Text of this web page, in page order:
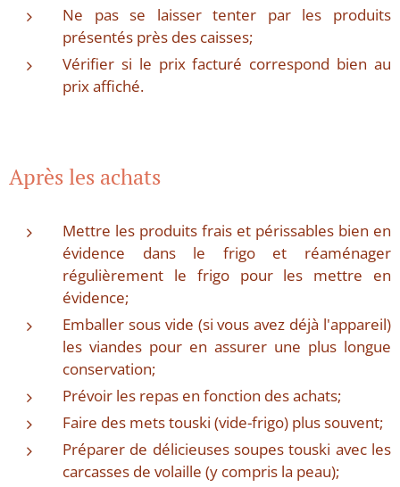
Ne pas se laisser tenter par les produits
présentés près des caisses;
Vérifier si le prix facturé correspond bien au
prix affiché.
Après les achats
Mettre les produits frais et périssables bien en
évidence dans le frigo et réaménager
régulièrement le frigo pour les mettre en
évidence;
Emballer sous vide (si vous avez déjà l'appareil)
les viandes pour en assurer une plus longue
conservation;
Prévoir les repas en fonction des achats;
Faire des mets touski (vide-frigo) plus souvent;
Préparer de délicieuses soupes touski avec les
carcasses de volaille (y compris la peau);